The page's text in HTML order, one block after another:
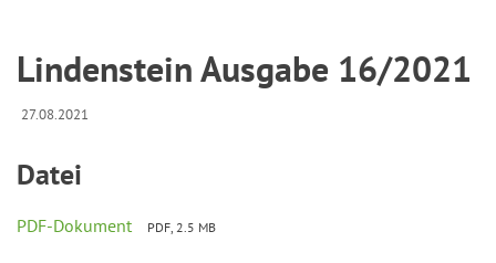
Lindenstein Ausgabe 16/2021
27.08.2021
Datei
PDF-Dokument PDF, 2.5 MB